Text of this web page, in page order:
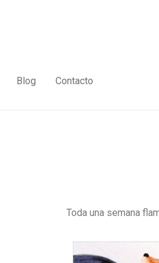
Blog Contacto
Toda una semana